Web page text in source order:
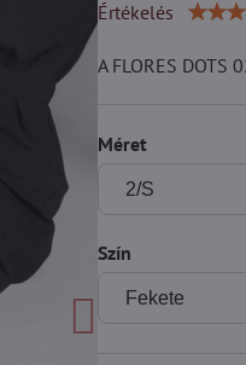
Értékelés
A FLORES
Méret
Szín